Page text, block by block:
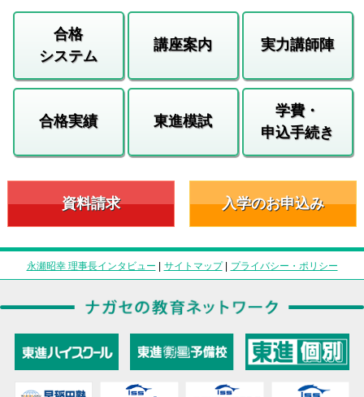
合格
システム
講座案内 実力講師陣
合格実績 東進模試
学費・
申込手続き
資料請求 入学のお申込み
永瀬昭幸 理事長インタビュー | サイトマップ| プライバシー・ポリシー